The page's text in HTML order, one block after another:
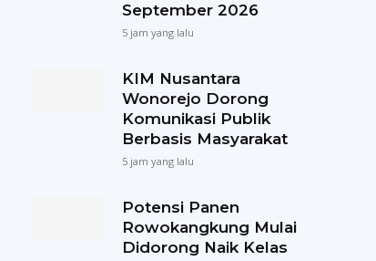
September 2026
5 jam yang lalu
KIM Nusantara
Wonorejo Dorong
Komunikasi Publik
Berbasis Masyarakat
5 jam yang lalu
Potensi Panen
Rowokangkung Mulai
Didorong Naik Kelas